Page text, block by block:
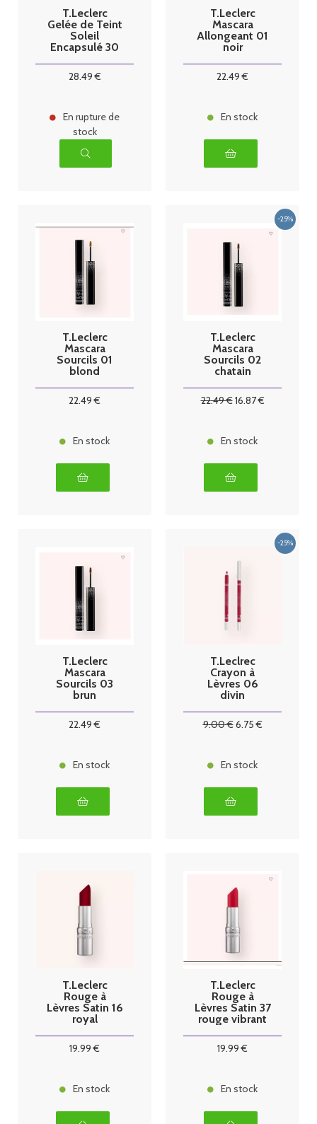
T.Leclerc
Gelée de Teint
Soleil
Encapsulé 30
28.49€
En rupture de
stock
T.Leclerc
Mascara
Allongeant 01
noir
22.49 €
En stock
T.Leclerc
Mascara
Sourcils 01
blond
22.49 €
En stock
T.Leclerc
Mascara
Sourcils 02
chatain
22.49€16.87€
En stock
T.Leclerc
Mascara
Sourcils 03
brun
22.49 €
En stock
T.Leclrec
Crayon à
Lèvres 06
divin
9.00€6.75€
En stock
T.Leclerc
Rouge à
Lèvres Satin 16
royal
19.99 €
En stock
T.Leclerc
Rouge à
Lèvres Satin 37
rouge vibrant
19.99 €
En stock